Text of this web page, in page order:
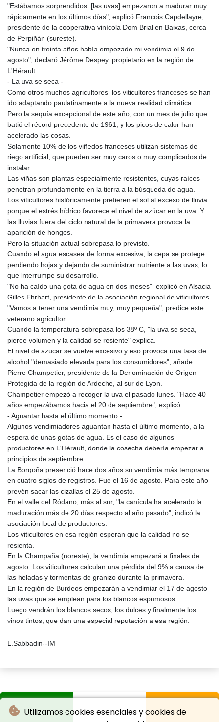
Utilizamos cookies esenciales y cookies de
"Estábamos sorprendidos, [las uvas] empezaron a madurar muy
rápidamente en los últimos días", explicó Francois Capdellayre,
presidente de la cooperativa vinícola Dom Brial en Baixas, cerca
de Perpiñán (sureste).
"Nunca en treinta años había empezado mi vendimia el 9 de
agosto", declaró Jérôme Despey, propietario en la región de
L'Hérault.
- La uva se seca -
Como otros muchos agricultores, los viticultores franceses se han
ido adaptando paulatinamente a la nueva realidad climática.
Pero la sequía excepcional de este año, con un mes de julio que
batió el récord precedente de 1961, y los picos de calor han
acelerado las cosas.
Solamente 10% de los viñedos franceses utilizan sistemas de
riego artificial, que pueden ser muy caros o muy complicados de
instalar.
Las viñas son plantas especialmente resistentes, cuyas raíces
penetran profundamente en la tierra a la búsqueda de agua.
Los viticultores históricamente prefieren el sol al exceso de lluvia
porque el estrés hídrico favorece el nivel de azúcar en la uva. Y
las lluvias fuera del ciclo natural de la primavera provoca la
aparición de hongos.
Pero la situación actual sobrepasa lo previsto.
Cuando el agua escasea de forma excesiva, la cepa se protege
perdiendo hojas y dejando de suministrar nutriente a las uvas, lo
que interrumpe su desarrollo.
"No ha caído una gota de agua en dos meses", explicó en Alsacia
Gilles Ehrhart, presidente de la asociación regional de viticultores.
"Vamos a tener una vendimia muy, muy pequeña", predice este
veterano agricultor.
Cuando la temperatura sobrepasa los 38º C, "la uva se seca,
pierde volumen y la calidad se resiente" explica.
El nivel de azúcar se vuelve excesivo y eso provoca una tasa de
alcohol "demasiado elevada para los consumidores", añade
Pierre Champetier, presidente de la Denominación de Origen
Protegida de la región de Ardeche, al sur de Lyon.
Champetier empezó a recoger la uva el pasado lunes. "Hace 40
años empezábamos hacia el 20 de septiembre", explicó.
- Aguantar hasta el último momento -
Algunos vendimiadores aguantan hasta el último momento, a la
espera de unas gotas de agua. Es el caso de algunos
productores en L'Hérault, donde la cosecha debería empezar a
principios de septiembre.
La Borgoña presenció hace dos años su vendimia más temprana
en cuatro siglos de registros. Fue el 16 de agosto. Para este año
prevén sacar las cizallas el 25 de agosto.
En el valle del Ródano, más al sur, "la canícula ha acelerado la
maduración más de 20 días respecto al año pasado", indicó la
asociación local de productores.
Los viticultores en esa región esperan que la calidad no se
resienta.
En la Champaña (noreste), la vendimia empezará a finales de
agosto. Los viticultores calculan una pérdida del 9% a causa de
las heladas y tormentas de granizo durante la primavera.
En la región de Burdeos empezarán a vendimiar el 17 de agosto
las uvas que se emplean para los blancos espumosos.
Luego vendrán los blancos secos, los dulces y finalmente los
vinos tintos, que dan una especial reputación a esa región.
L.Sabbadin--IM